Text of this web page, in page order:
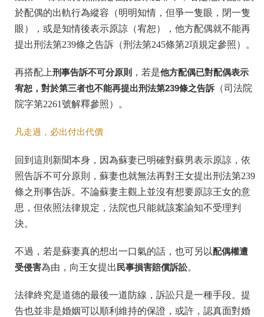
於配偶的出軌行為縱容（明明知情，但爭一隻眼，閉一隻
眼），或是知情後表示原諒（宥恕），他方配偶就不能再
提出刑法第239條之告訴（刑法第245條第2項規定參照）。
再搭配上刑事告訴不可分原則 ，若是他方配偶已對配偶表示
宥恕，對於第三者也不能再提出刑法第239條之告訴 （司法院
院字第2261號解釋參照）。
凡走過，必出付出代價
回到這則新聞本身，因為蘇妻已明確對蘇男表示原諒，依
照告訴不可分原則，蘇妻也就無法再對王女提出刑法第239
條之刑事告訴。不論蘇妻主觀上並沒有想要原諒王女的意
思，但依照法律規定，法院也只能就該案諭知不受理判
決。
不過，若是蘇妻真的想出一口氣的話，也可另以配偶權遭
受侵害為由，向王女提出 民事損害賠償訴訟。
法律終究是道德的最後一道防線，訴訟只是一種手段。提
告也並非是婚姻可以順利維持的保證，或許，認真面對婚